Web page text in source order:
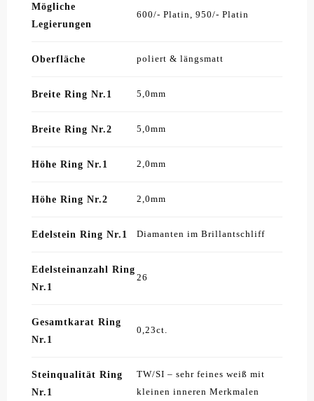
Mögliche
Legierungen
600/- Platin, 950/- Platin
Oberfläche poliert & längsmatt
Breite Ring Nr.1 5,0mm
Breite Ring Nr.2 5,0mm
Höhe Ring Nr.1 2,0mm
Höhe Ring Nr.2 2,0mm
Edelstein Ring Nr.1 Diamanten im Brillantschliff
Edelsteinanzahl Ring
Nr.1
26
Gesamtkarat Ring
Nr.1
0,23ct.
Steinqualität Ring
Nr.1
TW/SI – sehr feines weiß mit
kleinen inneren Merkmalen